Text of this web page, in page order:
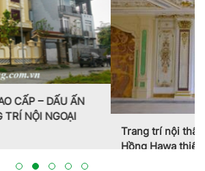
theo phong cách Pháp do CT CP Dịch
kế, thi công tại Bắc Ninh 2023